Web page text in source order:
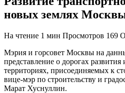
новых землях
На чтение 1 мин Просмотров 169
Мэрия и горсовет Москвы на
представление о дорогах
территориях, присоединяемых к
вице-мэр по строительству и
Марат Хуснуллин.